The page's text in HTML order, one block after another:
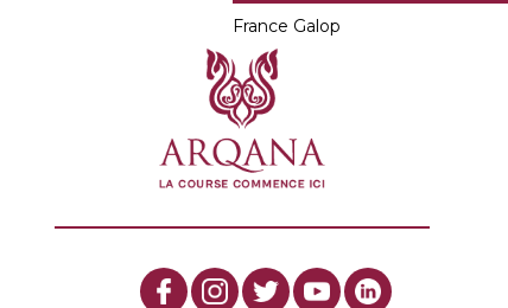
France Galop